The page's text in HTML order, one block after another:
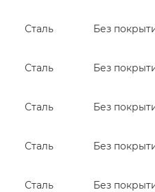
Сталь Без
Сталь Без
Сталь Без
Сталь Без
Сталь Без